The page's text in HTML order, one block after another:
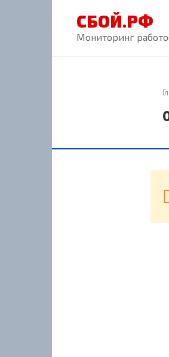
СБОЙ.РФ
Мониторинг